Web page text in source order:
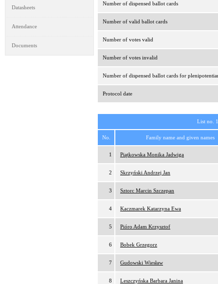
Datasheets
Attendance
Documents
Number of dispensed ballot cards
Number of valid ballot cards
Number of votes valid
Number of votes invalid
Number of dispensed ballot cards for
Protocol date
List no.
No. Family name and given names
1 Piątkowska Monika Jadwiga
2 Skrzyński Andrzej Jan
3 Sztorc Marcin Szczepan
4 Kaczmarek Katarzyna Ewa
5 Pióro Adam Krzysztof
6 Bobek Grzegorz
7 Gudowski Wiesław
8 Leszczyńska Barbara Janina